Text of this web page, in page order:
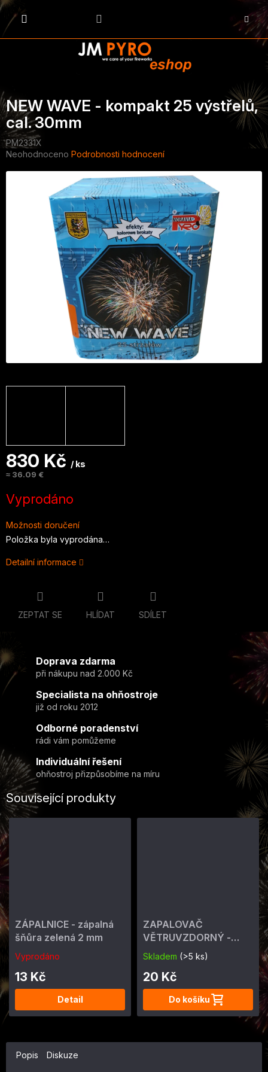
Přejít
obsah
KOŠÍK
NEW WAVE - kompakt 25 výstřelů,
cal. 30mm
PM2331X
Průměrné
Neohodnoceno Podrobnosti hodnocení
830 Kč / ks
≈ 36.09 €
cena:
Vyprodáno
Možnosti doručení
Položka byla vyprodána…
Detailní informace
ZEPTAT SE HLÍDAT SDÍLET
Doprava zdarma
při nákupu nad 2.000 Kč
Specialista na ohňostroje
již od roku 2012
Odborné poradenství
rádi vám pomůžeme
Individuální řešení
ohňostroj přizpůsobíme na míru
Související produkty
ZÁPALNICE - zápalná
šňůra zelená 2 mm
Vyprodáno
13 Kč
Detail
ZAPALOVAČ
VĚTRUVZDORNÝ -
ohňostrojný 4 min
Skladem (>5 ks)
20 Kč
Do košíku
Popis Diskuze